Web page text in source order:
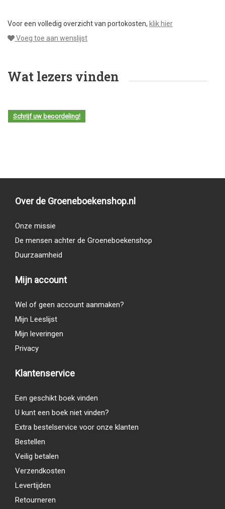
Voor een volledig overzicht van portokosten, klik hier
Voeg toe aan wenslijst
Wat lezers vinden
Schrijf uw beoordeling!
Over de Groeneboekenshop.nl
Onze missie
De mensen achter de Groeneboekenshop
Duurzaamheid
Mijn account
Wel of geen account aanmaken?
Mijn Leeslijst
Mijn leveringen
Privacy
Klantenservice
Een geschikt boek vinden
U kunt een boek niet vinden?
Extra bestelservice voor onze klanten
Bestellen
Veilig betalen
Verzendkosten
Levertijden
Retourneren